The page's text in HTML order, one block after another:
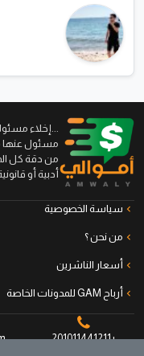
...إخلاء
مسئول عنها
من دقة كل
أدبية أو
سياسة الخصوصية
من نحن ؟
أسعار الناشرين
أرباح GAM للمدونات الخاصة
+201011441211